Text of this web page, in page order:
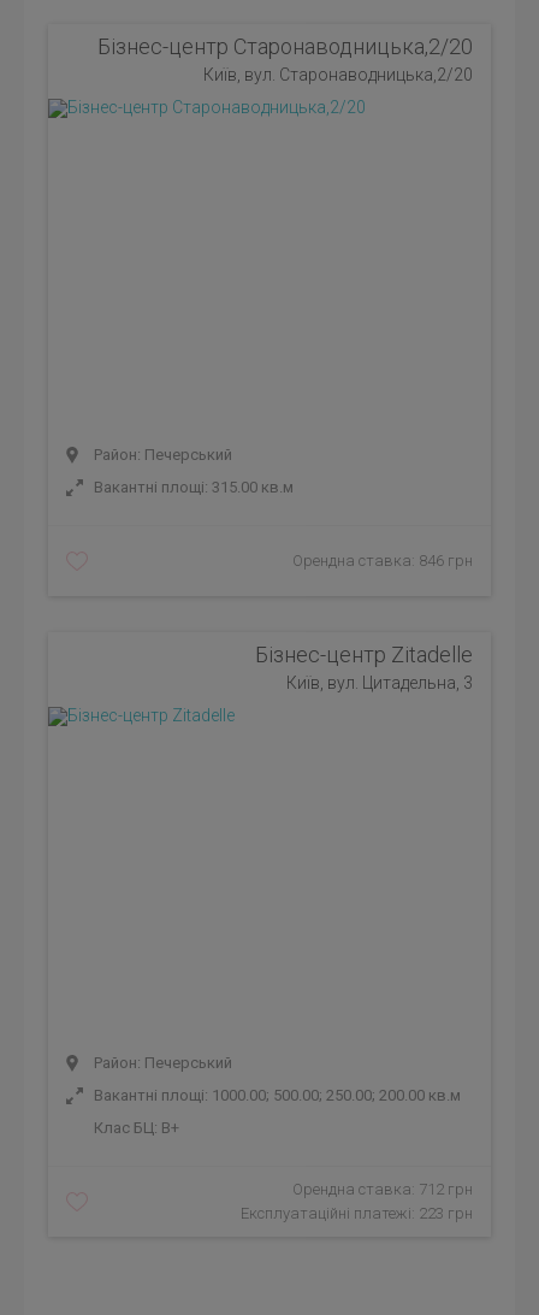
Бізнес-центр Старонаводницька,2/20
Київ, вул. Старонаводницька,2/20
Район: Печерський
Вакантні площі: 315.00 кв.м
Орендна ставка: 846 грн
Бізнес-центр Zitadelle
Київ, вул. Цитадельна, 3
Район: Печерський
Вакантні площі: 1000.00; 500.00; 250.00; 200.00 кв.м
Клас БЦ: B+
Орендна ставка: 712 грн
Експлуатаційні платежі: 223 грн